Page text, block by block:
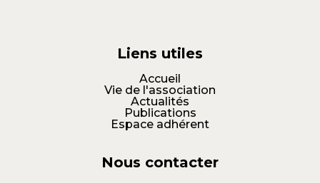
Liens utiles
Accueil
Vie de l'association
Actualités
Publications
Espace adhérent
Nous contacter